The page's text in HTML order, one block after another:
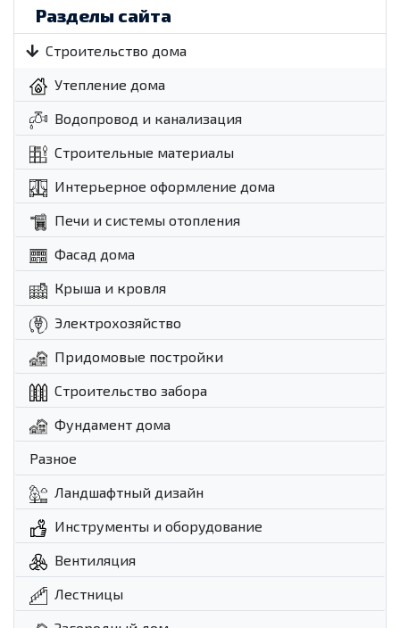
Разделы сайта
Строительство дома
Утепление дома
Водопровод и канализация
Строительные материалы
Интерьерное оформление дома
Печи и системы отопления
Фасад дома
Крыша и кровля
Электрохозяйство
Придомовые постройки
Строительство забора
Фундамент дома
Разное
Ландшафтный дизайн
Инструменты и оборудование
Вентиляция
Лестницы